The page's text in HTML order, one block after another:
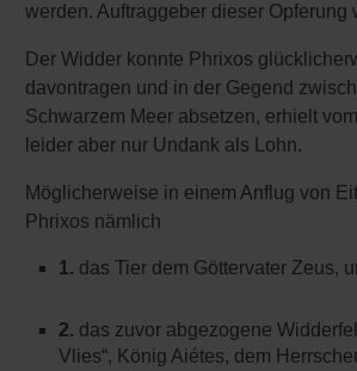
werden. Auftraggeber dieser Opferung
Der Widder konnte Phrixos
davontragen und in der Gegend
Schwarzem Meer absetzen, erhielt
leider aber nur Undank als Lohn.
Möglicherweise in einem Anflug von
Phrixos nämlich
1. das Tier dem Göttervater Zeus,
2. das zuvor abgezogene
Vlies“, König Aiétes, dem
Argonautensage
Goldenes Vlies
Hellespont
Was sind Mänaden?
Was sind Nymphen?
Prometheus